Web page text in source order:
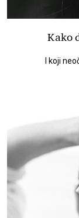
Kako
I koji